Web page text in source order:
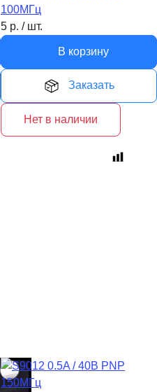
100МГц
5 р. / шт.
В корзину
Заказать
Нет в наличии